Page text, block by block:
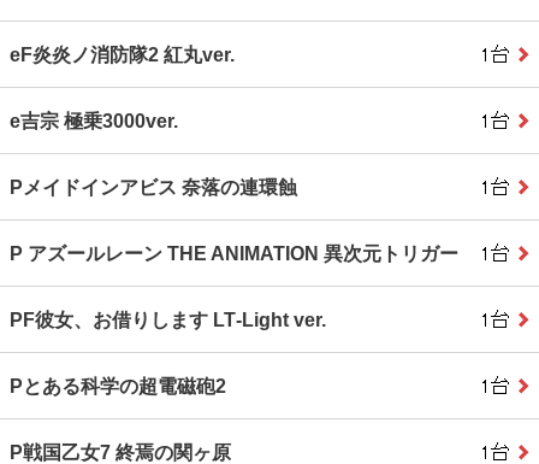
eF炎炎ノ消防隊2 紅丸ver.
e吉宗 極乗3000ver.
Pメイドインアビス 奈落の連環蝕
P アズールレーン THE ANIMATION 異次元トリガー
PF彼女、お借りします LT‐Light ver.
Pとある科学の超電磁砲2
P戦国乙女7 終焉の関ヶ原